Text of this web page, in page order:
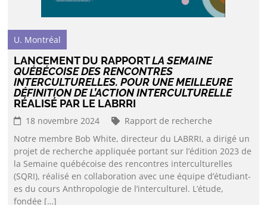
U. Montréal
LANCEMENT DU RAPPORTLA SEMAINE
QUÉBÉCOISE DES RENCONTRES
INTERCULTURELLES. POUR UNE MEILLEURE
DÉFINITION DE L’ACTION INTERCULTURELLE
RÉALISÉ PAR LE LABRRI
18 novembre 2024
Rapport de recherche
Notre membre Bob White, directeur du LABRRI, a dirigé un
projet de recherche appliquée portant sur l’édition 2023 de
la Semaine québécoise des rencontres interculturelles
(SQRI), réalisé en collaboration avec une équipe d’étudiant-
es du cours Anthropologie de l’interculturel. L’étude,
fondée […]